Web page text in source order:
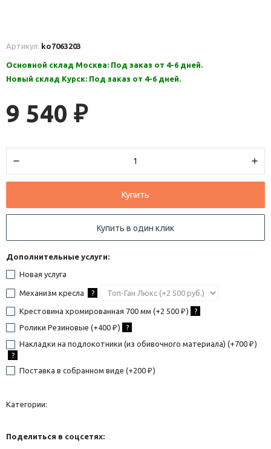
Артикул: ko7063203
Основной склад Москва: Под заказ от 4-6 дней.
Новый склад Курск: Под заказ от 4-6 дней.
9 540 ₽
Купить
Купить в один клик
Дополнительные услуги:
Новая услуга
Механизм кресла ?
Крестовина хромированная 700 мм (+2 500 ₽ ) ?
Ролики Резиновые (+400 ₽ ) ?
Накладки на подлокотники (из обивочного материала) (+700 ₽ )
?
Поставка в собранном виде (+200 ₽ )
Категории:
Поделиться в соцсетях: